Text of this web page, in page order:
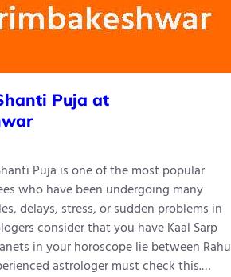
Puja at
Puja is one of the most popular
who have been undergoing many
delays, stress, or sudden problems in
consider that you have Kaal Sarp
in your horoscope lie between Rahu
astrologer must check this.…